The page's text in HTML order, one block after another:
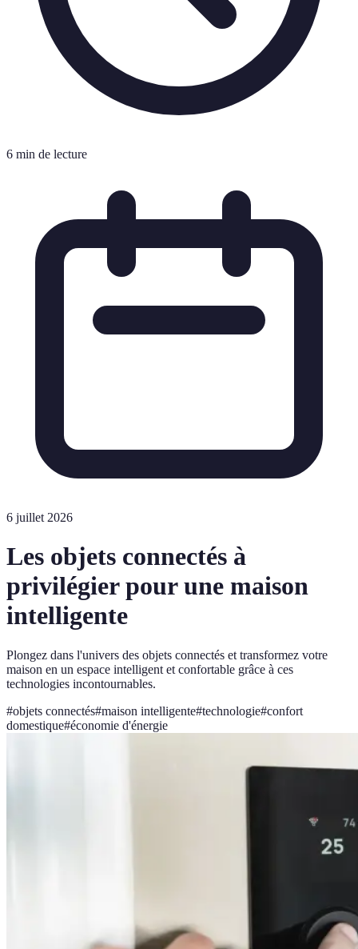
6 min de lecture
6 juillet 2026
Les objets connectés à
privilégier pour une maison
intelligente
Plongez dans l'univers des objets connectés et transformez votre
maison en un espace intelligent et confortable grâce à ces
technologies incontournables.
#objets connectés#maison intelligente#technologie#confort
domestique#économie d'énergie